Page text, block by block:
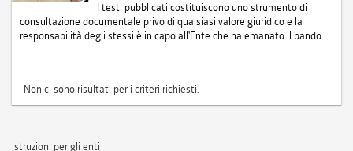
I testi pubblicati costituiscono uno strumento di
consultazione documentale privo di qualsiasi valore giuridico e la
responsabilità degli stessi è in capo all'Ente che ha emanato il bando.
Non ci sono risultati per i criteri richiesti.
istruzioni per gli enti